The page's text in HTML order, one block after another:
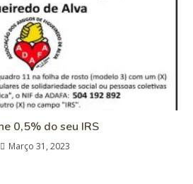
0,5% do seu IRS
Março 31, 2023